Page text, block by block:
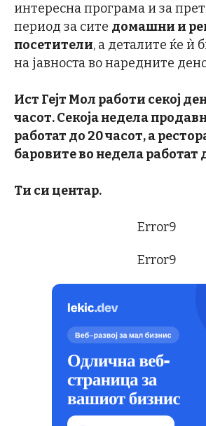
интересна програма и за
период за сите домашни и
посетители, а деталите ќе ѝ
на јавноста во наредните
Ист Гејт Мол работи секој
часот. Секоја недела
работат до 20 часот, а
баровите во недела работат
Ти си центар.
Error9
Error9